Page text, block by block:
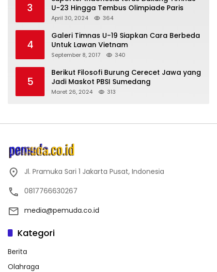
3
U-23 Hingga Tembus Olimpiade Paris
April 30, 2024 364
4
Galeri Timnas U-19 Siapkan Cara Berbeda
Untuk Lawan Vietnam
September 8, 2017 340
5
Berikut Filosofi Burung Cerecet Jawa yang
Jadi Maskot PBSI Sumedang
Maret 26, 2024 313
Jl. Pramuka Sari 1 Jakarta Pusat, Indonesia
0817766630267
media@pemuda.co.id
Kategori
Berita
Olahraga